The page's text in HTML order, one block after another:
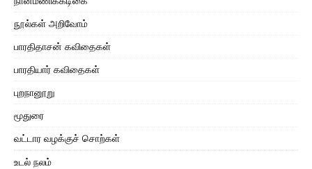
நூல்கள் அறிவோம்
பாரதிதாசன் கவிதைகள்
பாரதியார் கவிதைகள்
புறநானூறு
மூதுரை
வட்டார வழக்குச் சொற்கள்
உடல் நலம்